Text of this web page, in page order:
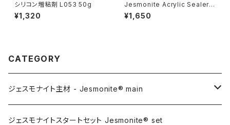
シリコン増粘剤 L053 50g
¥1,320
Jesmonite Acrylic Sealer g
loss 100g（グロス・コーティン
グ 100g）
¥1,650
CATEGORY
ジェスモナイト主材 - Jesmonite® main
AC100
ジェスモナイトスタートセット Jesmonite® set